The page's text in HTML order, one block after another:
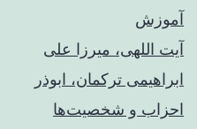
آموزش
آیت اللهی، میرزا علی
ابراهیمی ترکمان، ابوذر
احزاب و شخصیت‌ها